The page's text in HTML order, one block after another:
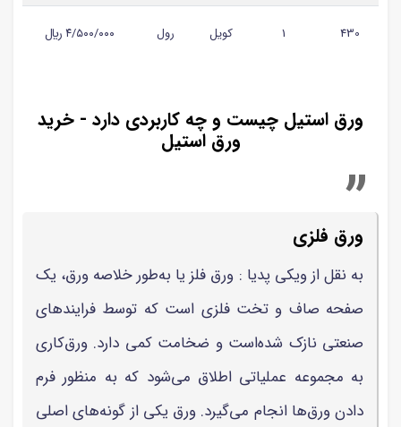
430
1 کویل رول ۴/۵۰۰/۰۰۰ ريال
ورق استیل چیست و چه کاربردی دارد - خرید
ورق استیل
ورق فلزی
به نقل از ویکی پدیا : ورق فلز یا به‌طور خلاصه ورق، یک
صفحه صاف و تخت فلزی است که توسط فرایندهای
صنعتی نازک شده‌است و ضخامت کمی دارد. ورق‌کاری
به مجموعه عملیاتی اطلاق می‌شود که به منظور فرم
دادن ورق‌ها انجام می‌گیرد. ورق یکی از گونه‌های اصلی